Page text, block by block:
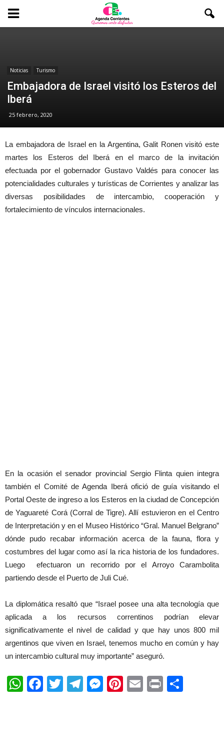
Noticias Turismo
Embajadora de Israel visitó los Esteros del
Iberá
25 febrero, 2020
La embajadora de Israel en la Argentina, Galit Ronen visitó este
martes los Esteros del Iberá en el marco de la invitación
efectuada por el gobernador Gustavo Valdés para conocer las
potencialidades culturales y turísticas de Corrientes y analizar las
diversas posibilidades de intercambio, cooperación y
fortalecimiento de vínculos internacionales.
En la ocasión el senador provincial Sergio Flinta quien integra
también el Comité de Agenda Iberá ofició de guía visitando el
Portal Oeste de ingreso a los Esteros en la ciudad de Concepción
de Yaguareté Corá (Corral de Tigre). Allí estuvieron en el Centro
de Interpretación y en el Museo Histórico “Gral. Manuel Belgrano”
dónde pudo recabar información acerca de la fauna, flora y
costumbres del lugar como así la rica historia de los fundadores.
Luego efectuaron un recorrido por el Arroyo Carambolita
partiendo desde el Puerto de Juli Cué.
La diplomática resaltó que “Israel posee una alta tecnología que
aplicada a los recursos correntinos podrían elevar
significativamente el nivel de calidad y que hay unos 800 mil
argentinos que viven en Israel, tenemos mucho en común y hay
un intercambio cultural muy importante” aseguró.
WhatsApp
Facebook
TwitterTelegram
Messenger
Pinterest
EmailPrint